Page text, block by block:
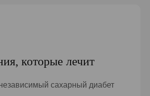
которые лечит
сахарный диабет